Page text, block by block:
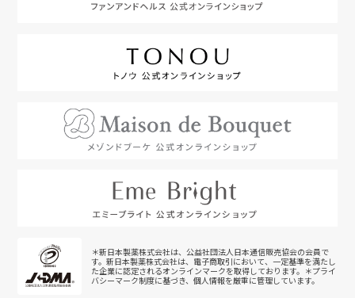
＊新日本製薬株式会社は、公益社団法人日本通信販売協会の会員で
す。新日本製薬株式会社は、電子商取引において、一定基準を満たし
た企業に認定されるオンラインマークを取得しております。＊プライ
バシーマーク制度に基づき、個人情報を厳重に管理しています。